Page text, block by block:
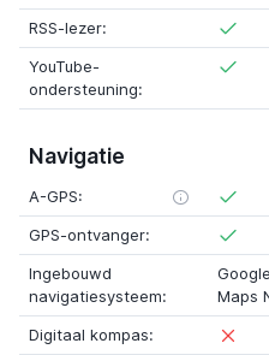
RSS-lezer:
YouTube-
ondersteuning:
Navigatie
A-GPS:
GPS-ontvanger:
Ingebouwd
navigatiesysteem:
Maps
Digitaal kompas: